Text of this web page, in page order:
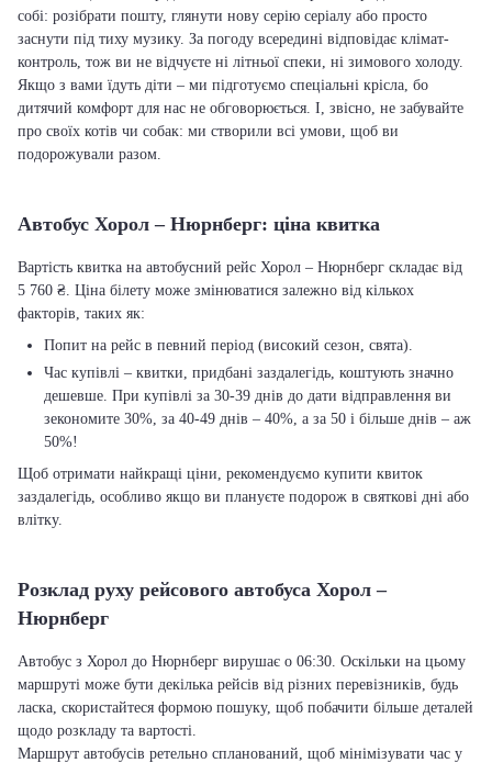
собі: розібрати пошту, глянути нову серію серіалу або просто
заснути під тиху музику. За погоду всередині відповідає клімат-
контроль, тож ви не відчуєте ні літньої спеки, ні зимового холоду.
Якщо з вами їдуть діти – ми підготуємо спеціальні крісла, бо
дитячий комфорт для нас не обговорюється. І, звісно, не забувайте
про своїх котів чи собак: ми створили всі умови, щоб ви
подорожували разом.
Автобус Хорол – Нюрнберг: ціна квитка
Вартість квитка на автобусний рейс Хорол – Нюрнберг складає від
5 760 ₴. Ціна білету може змінюватися залежно від кількох
факторів, таких як:
Попит на рейс в певний період (високий сезон, свята).
Час купівлі – квитки, придбані заздалегідь, коштують значно
дешевше. При купівлі за 30-39 днів до дати відправлення ви
зекономите 30%, за 40-49 днів – 40%, а за 50 і більше днів – аж
50%!
Щоб отримати найкращі ціни, рекомендуємо купити квиток
заздалегідь, особливо якщо ви плануєте подорож в святкові дні або
влітку.
Розклад руху рейсового автобуса Хорол –
Нюрнберг
Автобус з Хорол до Нюрнберг вирушає о 06:30. Оскільки на цьому
маршруті може бути декілька рейсів від різних перевізників, будь
ласка, скористайтеся формою пошуку, щоб побачити більше деталей
щодо розкладу та вартості.
Маршрут автобусів ретельно спланований, щоб мінімізувати час у